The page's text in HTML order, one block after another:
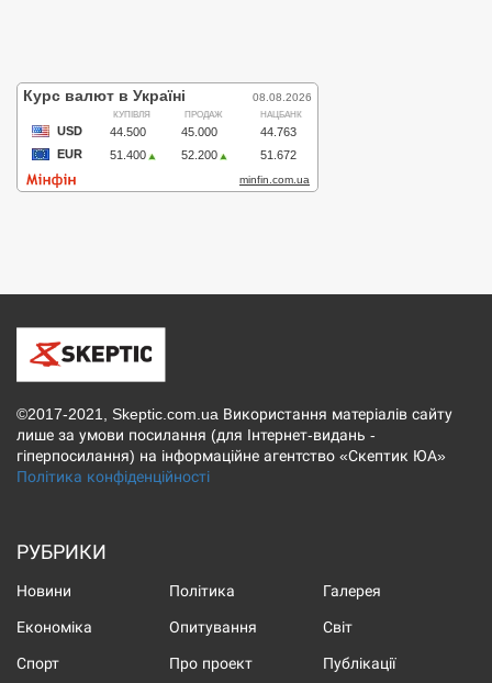
©2017-2021, Skeptic.com.ua Використання матеріалів сайту
лише за умови посилання (для Інтернет-видань -
гіперпосилання) на інформаційне агентство «Скептик ЮА»
Політика конфіденційності
РУБРИКИ
Новини Політика Галерея
Економіка Опитування Світ
Спорт Про проект Публікації